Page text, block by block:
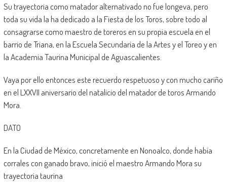
Su trayectoria como matador alternativado no fue longeva, pero
toda su vida la ha dedicado a la Fiesta de los Toros, sobre todo al
consagrarse como maestro de toreros en su propia escuela en el
barrio de Triana, en la Escuela Secundaria de la Artes y el Toreo y en
la Academia Taurina Municipal de Aguascalientes.
Vaya por ello entonces este recuerdo respetuoso y con mucho cariño
en el LXXVII aniversario del natalicio del matador de toros Armando
Mora.
DATO
En la Ciudad de México, concretamente en Nonoalco, donde había
corrales con ganado bravo, inició el maestro Armando Mora su
trayectoria taurina